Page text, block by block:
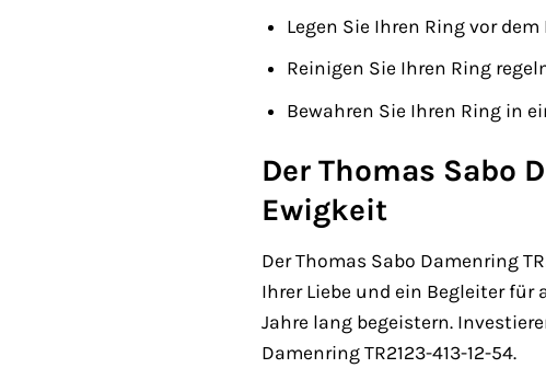
Legen Sie Ihren Ring vor
Reinigen Sie Ihren Ring
Bewahren Sie Ihren Ring in
Der Thomas Sabo
Ewigkeit
Der Thomas Sabo Damenring
Ihrer Liebe und ein Begleiter für
Jahre lang begeistern.
Damenring TR2123-413-12-54.